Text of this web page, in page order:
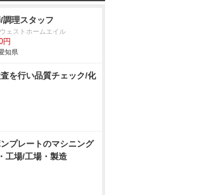
調理スタッフ
ェストホームエイル
円
知県
を行い品質チェック/化
ンプレートのマシニング
工場/工場・製造